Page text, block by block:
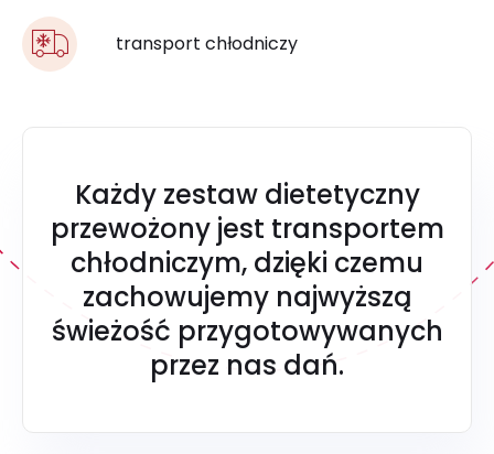
transport chłodniczy
Każdy zestaw dietetyczny
przewożony jest transportem
chłodniczym, dzięki czemu
zachowujemy najwyższą
świeżość przygotowywanych
przez nas dań.